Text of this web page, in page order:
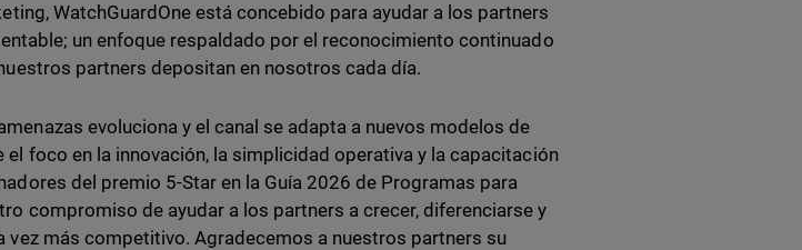
WatchGuardOne está concebido para ayudar a los partners
un enfoque respaldado por el reconocimiento continuado
partners depositan en nosotros cada día.
evoluciona y el canal se adapta a nuevos modelos de
el foco en la innovación, la simplicidad operativa y la capacitación
del premio 5-Star en la Guía 2026 de Programas para
compromiso de ayudar a los partners a crecer, diferenciarse y
vez más competitivo. Agradecemos a nuestros partners su